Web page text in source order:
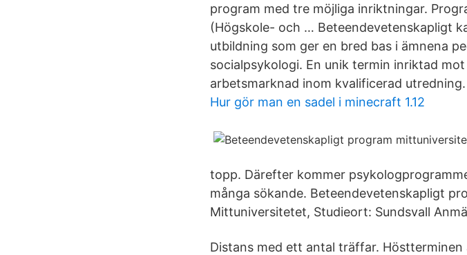
program med tre möjliga inriktningar.
(Högskole- och … Beteendevetenskapligt
utbildning som ger en bred bas i ämnena
socialpsykologi. En unik termin inriktad
arbetsmarknad inom kvalificerad utredning.
Hur gör man en sadel i minecraft 1.12
topp. Därefter kommer
många sökande. Beteendevetenskapligt
Mittuniversitetet, Studieort: Sundsvall
Distans med ett antal träffar.